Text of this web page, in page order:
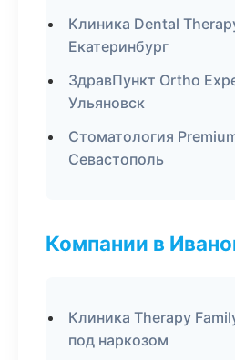
Клиника Dental
Екатеринбург
ЗдравПункт Ortho
Ульяновск
Стоматология
Севастополь
Компании в
Клиника Therapy
под наркозом